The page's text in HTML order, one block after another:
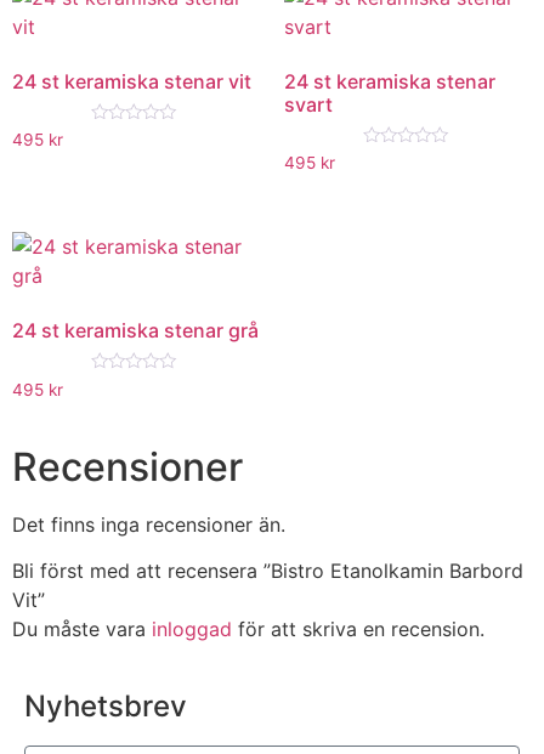
24 st keramiska stenar vit
495 kr
24 st keramiska stenar
svart
495 kr
24 st keramiska stenar grå
495 kr
Recensioner
Det finns inga recensioner än.
Bli först med att recensera ”Bistro Etanolkamin Barbord
Vit”
Du måste vara inloggad för att skriva en recension.
Nyhetsbrev